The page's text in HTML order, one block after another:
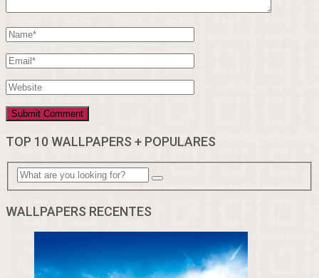
TOP 10 WALLPAPERS + POPULARES
WALLPAPERS RECENTES